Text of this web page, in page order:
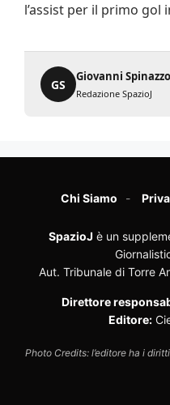
l’assist per il primo gol
GS
Giovanni
Redazione SpazioJ
Chi Siamo
SpazioJ è un
Aut. Tribunale di Torre
Direttore
Editore:
Photo Credits: l’editore ha i